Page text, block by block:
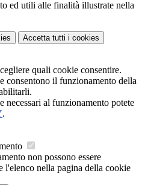
ed utili alle finalità illustrate nella
Accetta tutti i cookies
quali cookie consentire.
consentono il funzionamento della
necessari al funzionamento potete
.
non possono essere
l'elenco nella pagina della cookie